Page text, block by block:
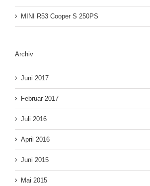
MINI R53 Cooper S 250PS
Archiv
Juni 2017
Februar 2017
Juli 2016
April 2016
Juni 2015
Mai 2015